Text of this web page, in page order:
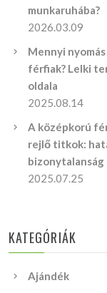
munkaruhába?
2026.03.09
Mennyi
férfiak? Lelki
oldala
2025.08.14
A középkorú
rejlő titkok:
bizonytalanság
2025.07.25
KATEGÓRIÁK
Ajándék